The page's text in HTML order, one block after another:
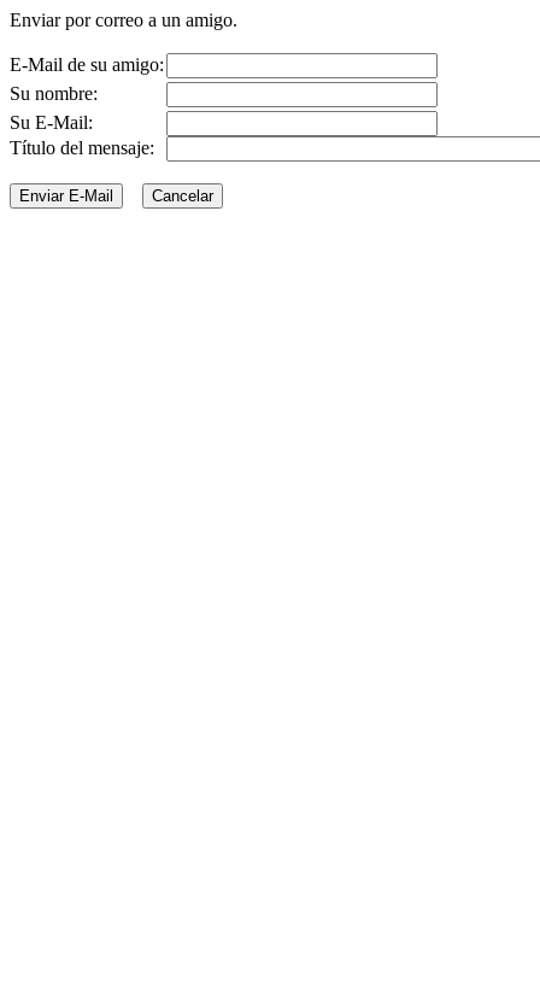
Enviar por correo a un amigo.
E-Mail de su amigo:
Su nombre:
Su E-Mail:
Título del mensaje: